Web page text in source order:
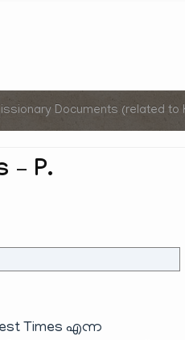
Documents (related to
– P.
Times എന്ന